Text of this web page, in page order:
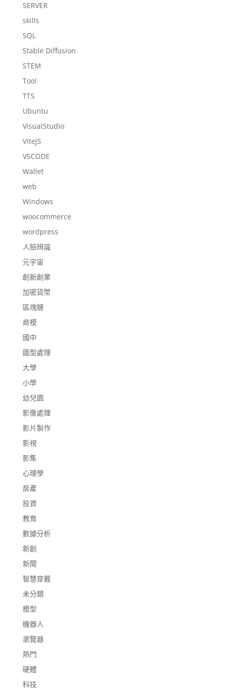
SERVER
skills
SQL
Stable Diffusion
STEM
Tool
TTS
Ubuntu
VisualStudio
ViteJS
VSCODE
Wallet
web
Windows
woocommerce
wordpress
人臉辨識
元宇宙
創新創業
加密貨幣
區塊鏈
商模
國中
圖型處理
大學
小學
幼兒園
影像處理
影片製作
影視
影集
心理學
房產
投資
教育
數據分析
新創
新聞
智慧穿戴
未分類
模型
機器人
瀏覽器
熱門
硬體
科技